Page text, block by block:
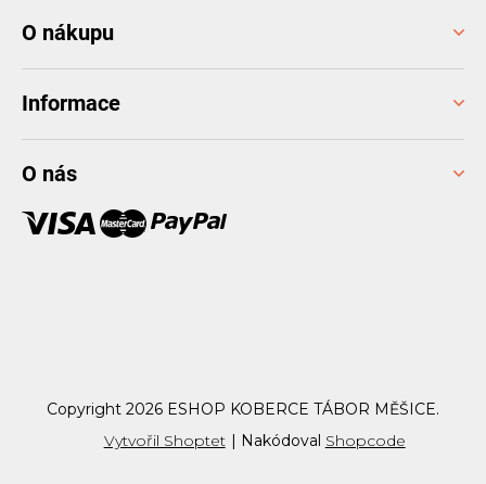
O nákupu
Informace
O nás
Vytvořil Shoptet | Nakódoval Shopcode
Copyright 2026 ESHOP KOBERCE TÁBOR MĚŠICE.